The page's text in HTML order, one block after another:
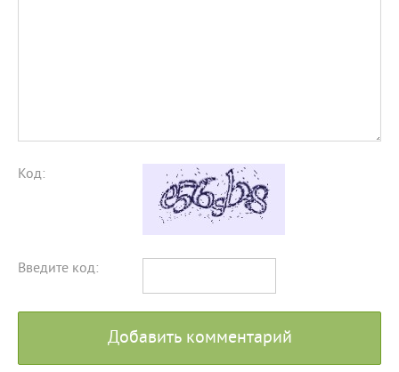
Код:
Введите код:
Добавить комментарий